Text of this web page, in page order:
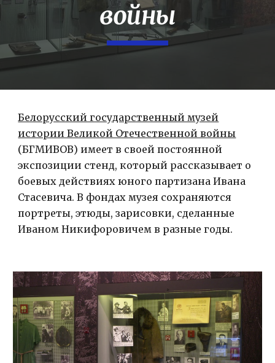
войны
Белорусский государственный музей
истории Великой Отечественной войны
(БГМИВОВ) имеет в своей постоянной
экспозиции стенд, который рассказывает о
боевых действиях юного партизана Ивана
Стасевича. В фондах музея сохраняются
портреты, этюды, зарисовки, сделанные
Иваном Никифоровичем в разные годы.